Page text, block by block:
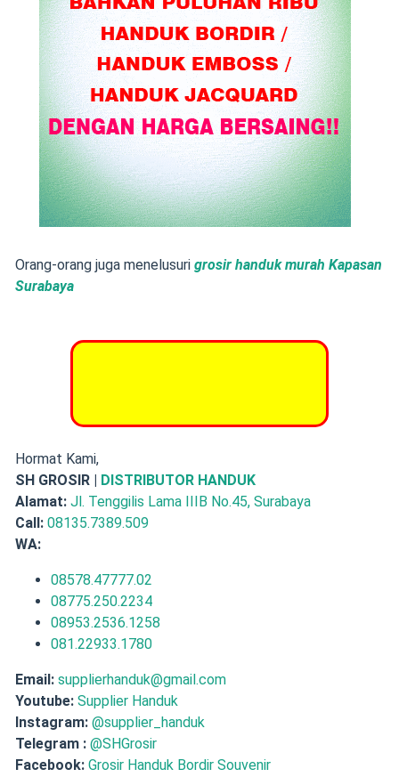
Orang-orang juga menelusuri grosir handuk murah Kapasan
Surabaya
Hormat Kami,
SH GROSIR | DISTRIBUTOR HANDUK
Alamat: Jl. Tenggilis Lama IIIB No.45, Surabaya
Call: 08135.7389.509
WA:
08578.47777.02
08775.250.2234
08953.2536.1258
081.22933.1780
Email: supplierhanduk@gmail.com
Youtube: Supplier Handuk
Instagram: @supplier_handuk
Telegram : @SHGrosir
Facebook: Grosir Handuk Bordir Souvenir